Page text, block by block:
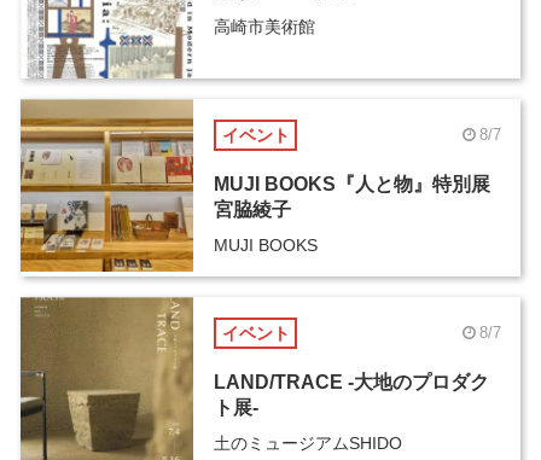
高崎市美術館
イベント 8/7
MUJI BOOKS『人と物』特別展
宮脇綾子
MUJI BOOKS
イベント 8/7
LAND/TRACE -大地のプロダク
ト展-
土のミュージアムSHIDO